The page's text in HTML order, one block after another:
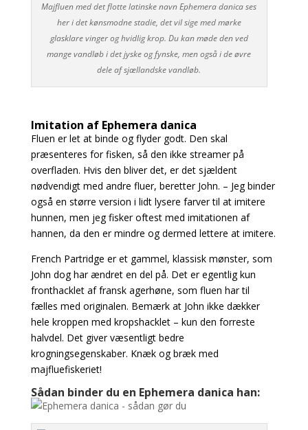
Majfluen med det flotte latinske navn Ephemera danica ses
her i det kønsmodne stadie, det vil sige med mørke
glasklare vinger og hvidlig krop. Du kan møde den ved
mange vandløb i det jyske og fynske, men også i de øvre
dele af sjællandske vandløb.
Imitation af Ephemera danica
Fluen er let at binde og flyder godt. Den skal
præsenteres for fisken, så den ikke streamer på
overfladen. Hvis den bliver det, er det sjældent
nødvendigt med andre fluer, beretter John. – Jeg binder
også en større version i lidt lysere farver til at imitere
hunnen, men jeg fisker oftest med imitationen af
hannen, da den er mindre og dermed lettere at imitere.
French Partridge er et gammel, klassisk mønster, som
John dog har ændret en del på. Det er egentlig kun
fronthacklet af fransk agerhøne, som fluen har til
fælles med originalen. Bemærk at John ikke dækker
hele kroppen med kropshacklet – kun den forreste
halvdel. Det giver væsentligt bedre
krogningsegenskaber. Knæk og bræk med
majfluefiskeriet!
Sådan binder du en Ephemera danica han: